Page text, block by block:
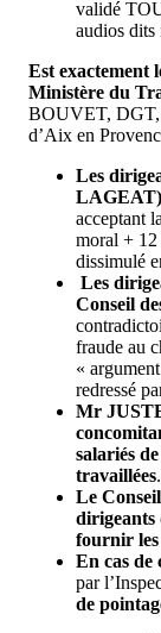
validé
audios
Est exactement
Ministère du
BOUVET, DGT,
d’Aix en
Les
LAGEAT)
acceptant
moral + 12
dissimulé
Les
Conseil
fraude au
«
redressé
Mr
salariés
travaillées.
Le
dirigeants
fournir les
En cas de
par
de